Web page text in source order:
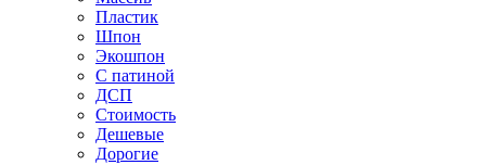
Пластик
Шпон
Экошпон
С патиной
ДСП
Стоимость
Дешевые
Дорогие